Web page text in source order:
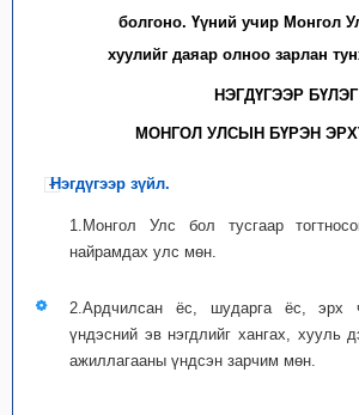
болгоно. Үүний учир Монгол
хуулийг даяар олноо зарлан
НЭГДҮГЭЭР БҮЛЭГ
МОНГОЛ УЛСЫН БҮРЭН
Нэгдүгээр зүйл.
1.Монгол Улс бол тусгаар
найрамдах улс мөн.
2.Ардчилсан ёс, шударга ёс, эрх
үндэсний эв нэгдлийг хангах, хууль
ажиллагааны үндсэн зарчим мөн.